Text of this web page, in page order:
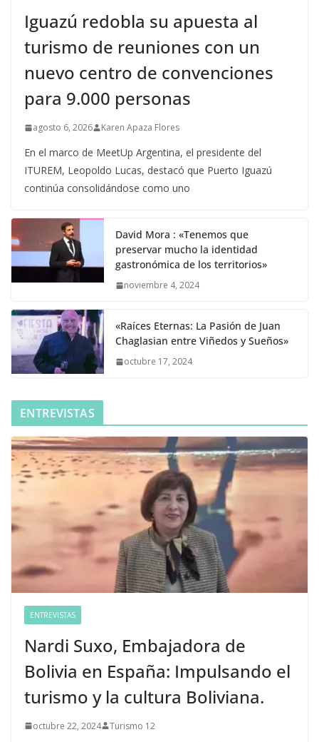
Iguazú redobla su apuesta al
turismo de reuniones con un
nuevo centro de convenciones
para 9.000 personas
agosto 6, 2026 Karen Apaza Flores
En el marco de MeetUp Argentina, el presidente del
ITUREM, Leopoldo Lucas, destacó que Puerto Iguazú
continúa consolidándose como uno
David Mora : «Tenemos que
preservar mucho la identidad
gastronómica de los territorios»
noviembre 4, 2024
«Raíces Eternas: La Pasión de Juan
Chaglasian entre Viñedos y Sueños»
octubre 17, 2024
ENTREVISTAS
ENTREVISTAS
Nardi Suxo, Embajadora de
Bolivia en España: Impulsando el
turismo y la cultura Boliviana.
octubre 22, 2024 Turismo 12